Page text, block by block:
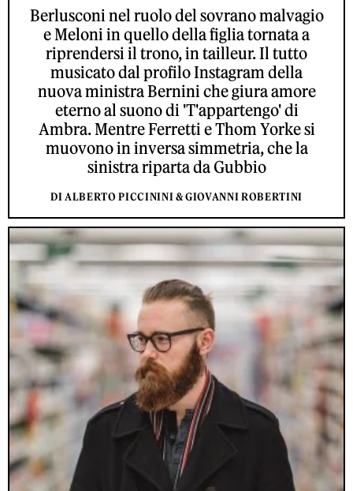
Berlusconi nel ruolo del sovrano malvagio
e Meloni in quello della figlia tornata a
riprendersi il trono, in tailleur. Il tutto
musicato dal profilo Instagram della
nuova ministra Bernini che giura amore
eterno al suono di 'T'appartengo' di
Ambra. Mentre Ferretti e Thom Yorke si
muovono in inversa simmetria, che la
sinistra riparta da Gubbio
DI ALBERTO PICCININI & GIOVANNI ROBERTINI